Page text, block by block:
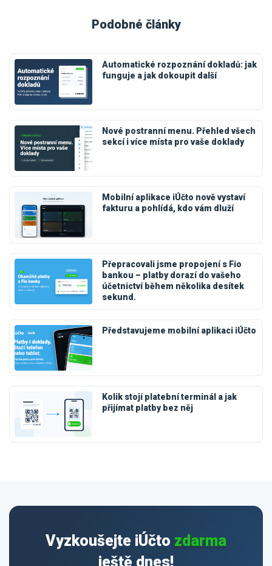
Podobné články
Automatické rozpoznání dokladů: jak
funguje a jak dokoupit další
Nové postranní menu. Přehled všech
sekcí i více místa pro vaše doklady
Mobilní aplikace iÚčto nově vystaví
fakturu a pohlídá, kdo vám dluží
Přepracovali jsme propojení s Fio
bankou – platby dorazí do vašeho
účetnictví během několika desítek
sekund.
Představujeme mobilní aplikaci iÚčto
Kolik stojí platební terminál a jak
přijímat platby bez něj
Vyzkoušejte iÚčto zdarma
ještě dnes!